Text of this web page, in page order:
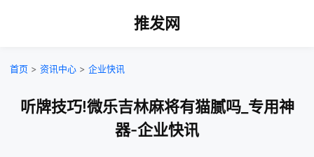
推发网
首页 > 资讯中心 > 企业快讯
听牌技巧!微乐吉林麻将有猫腻吗_专用神
器-企业快讯